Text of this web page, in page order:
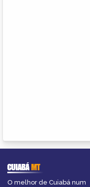
CUIABÁMT
O melhor de Cuiabá num